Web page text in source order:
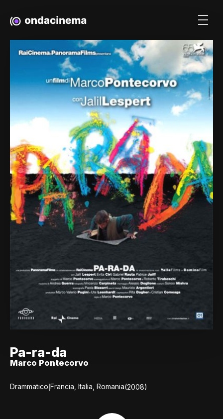
Pa-ra-da
Marco Pontecorvo
Drammatico|Francia, Italia, Romania(2008)